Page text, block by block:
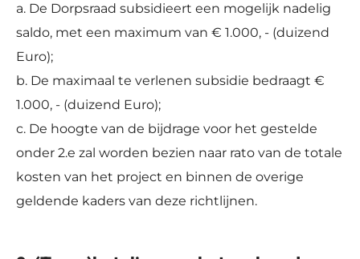
a. De Dorpsraad subsidieert een mogelijk nadelig
saldo, met een maximum van € 1.000, - (duizend
Euro);
b. De maximaal te verlenen subsidie bedraagt €
1.000, - (duizend Euro);
c. De hoogte van de bijdrage voor het gestelde
onder 2.e zal worden bezien naar rato van de totale
kosten van het project en binnen de overige
geldende kaders van deze richtlijnen.